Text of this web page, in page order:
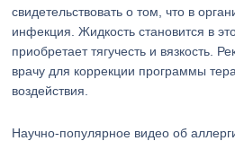
свидетельствовать о том, что в
инфекция. Жидкость становится в
приобретает тягучесть и вязкость.
врачу для коррекции программы
воздействия.
Научно-популярное видео об